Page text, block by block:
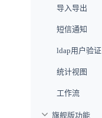
导入导出
短信通知
ldap用户验证
统计视图
工作流
旗舰版功能